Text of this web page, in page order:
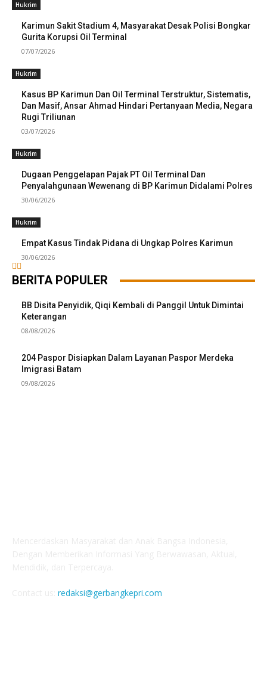
Hukrim
Karimun Sakit Stadium 4, Masyarakat Desak Polisi Bongkar
Gurita Korupsi Oil Terminal
07/07/2026
Hukrim
Kasus BP Karimun Dan Oil Terminal Terstruktur, Sistematis,
Dan Masif, Ansar Ahmad Hindari Pertanyaan Media, Negara
Rugi Triliunan
03/07/2026
Hukrim
Dugaan Penggelapan Pajak PT Oil Terminal Dan
Penyalahgunaan Wewenang di BP Karimun Didalami Polres
30/06/2026
Hukrim
Empat Kasus Tindak Pidana di Ungkap Polres Karimun
30/06/2026
BERITA POPULER
BB Disita Penyidik, Qiqi Kembali di Panggil Untuk Dimintai
Keterangan
08/08/2026
204 Paspor Disiapkan Dalam Layanan Paspor Merdeka
Imigrasi Batam
09/08/2026
redaksi@gerbangkepri.com